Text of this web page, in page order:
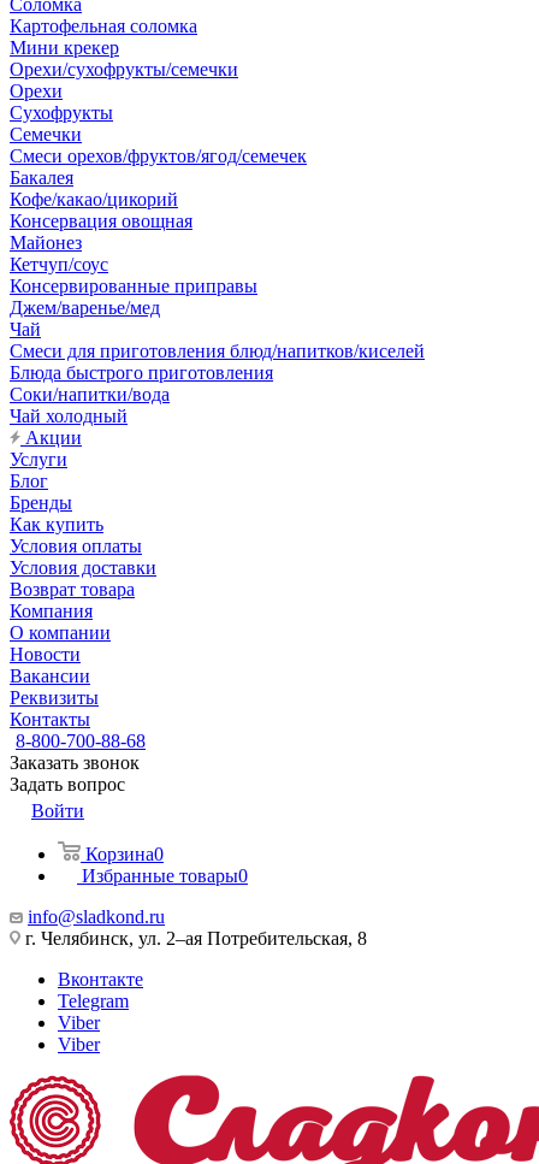
Соломка
Картофельная соломка
Мини крекер
Орехи/сухофрукты/семечки
Орехи
Сухофрукты
Семечки
Смеси орехов/фруктов/ягод/семечек
Бакалея
Кофе/какао/цикорий
Консервация овощная
Майонез
Кетчуп/соус
Консервированные приправы
Джем/варенье/мед
Чай
Смеси для приготовления блюд/напитков/киселей
Блюда быстрого приготовления
Соки/напитки/вода
Чай холодный
Акции
Услуги
Блог
Бренды
Как купить
Условия оплаты
Условия доставки
Возврат товара
Компания
О компании
Новости
Вакансии
Реквизиты
Контакты
8-800-700-88-68
Заказать звонок
Задать вопрос
Войти
Корзина0
Избранные товары0
info@sladkond.ru
г. Челябинск, ул. 2–ая Потребительская, 8
Вконтакте
Telegram
Viber
Viber